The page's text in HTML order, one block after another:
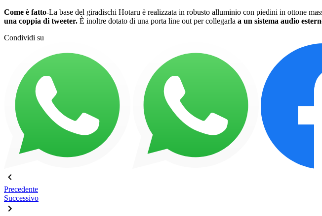
Come è fatto-La base del giradischi Hotaru è realizzata in robusto alluminio con piedini in ottone
una coppia di tweeter. È inoltre dotato di una porta line out per collegarla a un sistema audio
Condividi su
Precedente
Successivo